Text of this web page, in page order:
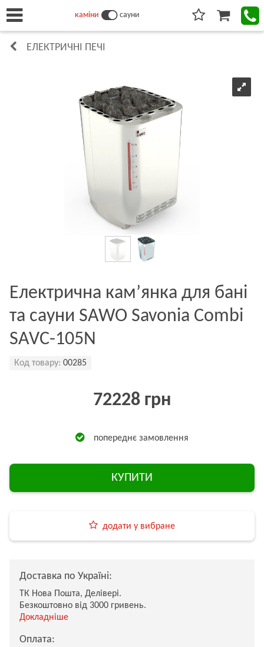
каміни сауни
ЕЛЕКТРИЧНІ ПЕЧІ
Електрична кам’янка для бані
та сауни SAWO Savonia Combi
SAVC-105N
Код товару: 00285
72228 грн
попереднє замовлення
КУПИТИ
додати у вибране
Доставка по Україні:
ТК Нова Пошта, Делівері.
Безкоштовно від 3000 гривень.
Докладніше
Оплата: